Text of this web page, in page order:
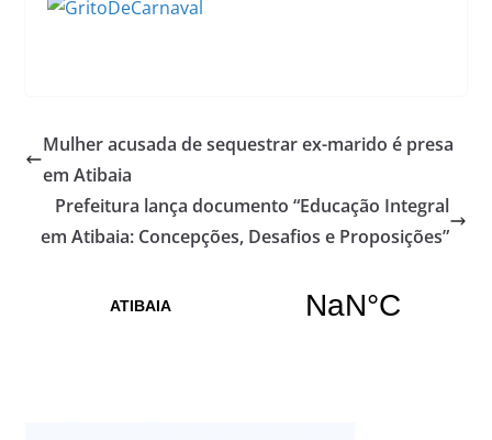
Mulher acusada de sequestrar ex-marido é presa
em Atibaia
Prefeitura lança documento “Educação Integral
em Atibaia: Concepções, Desafios e Proposições”